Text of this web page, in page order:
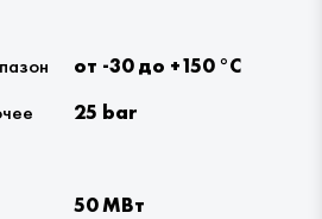
от -30 до +150 °С
25 bar
50 МВт